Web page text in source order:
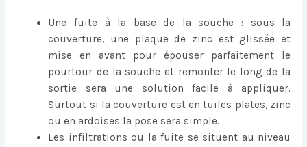
Une fuite à la base de la souche : sous la
couverture, une plaque de zinc est glissée et
mise en avant pour épouser parfaitement le
pourtour de la souche et remonter le long de la
sortie sera une solution facile à appliquer.
Surtout si la couverture est en tuiles plates, zinc
ou en ardoises la pose sera simple.
Les infiltrations ou la fuite se situent au niveau